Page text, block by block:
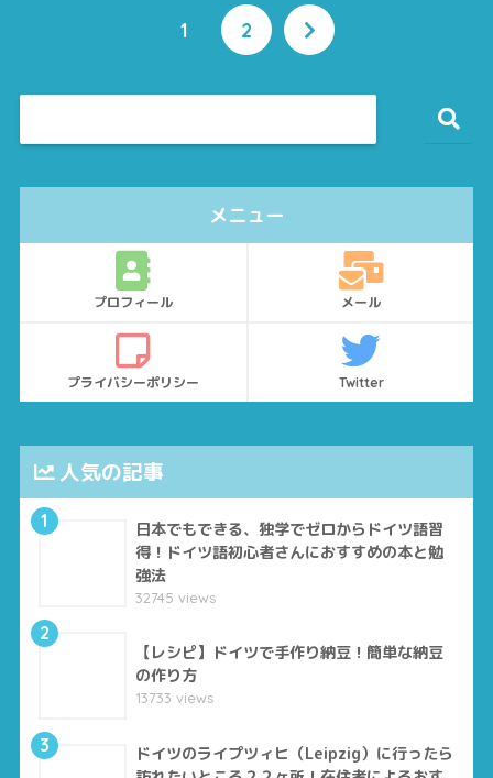
1 2
メニュー
プロフィール メール
プライバシーポリシー Twitter
人気の記事
1
日本でもできる、独学でゼロからドイツ語習
得！ドイツ語初心者さんにおすすめの本と勉
強法
32745 views
2
【レシピ】ドイツで手作り納豆！簡単な納豆
の作り方
13733 views
3
ドイツのライプツィヒ（Leipzig）に行ったら